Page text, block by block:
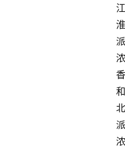
江
淮
派
浓
香
和
北
派
浓